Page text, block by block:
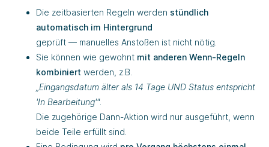
Die zeitbasierten Regeln werden stündlich
automatisch im Hintergrund
geprüft — manuelles Anstoßen ist nicht nötig.
Sie können wie gewohnt mit anderen Wenn-Regeln
kombiniert werden, z.B.
„Eingangsdatum älter als 14 Tage UND Status entspricht
'In Bearbeitung'".
Die zugehörige Dann-Aktion wird nur ausgeführt, wenn
beide Teile erfüllt sind.